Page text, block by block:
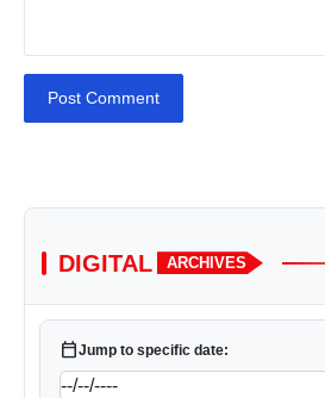
Post Comment
DIGITAL ARCHIVES
calendar_todayJump to specific date: